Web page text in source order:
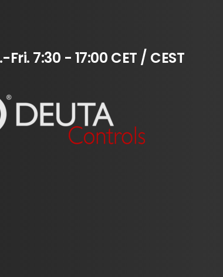
Fri. 7:30 - 17:00 CET / CEST